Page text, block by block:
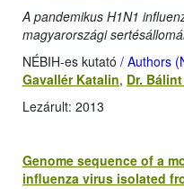
A pandemikus H1N1
magyarországi
NÉBIH-es kutató / Authors
Gavallér Katalin, Dr.
Lezárult: 2013
Genome sequence of a
influenza virus isolated